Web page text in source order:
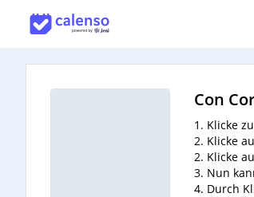
Con
1. Klicke
2. Klicke
2. Klicke
3. Nun
4. Durch